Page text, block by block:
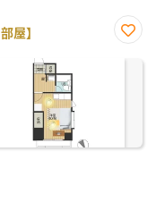
屋】
に入